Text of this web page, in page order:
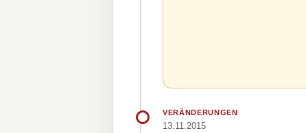
VERÄNDERUNGEN
13.11.2015